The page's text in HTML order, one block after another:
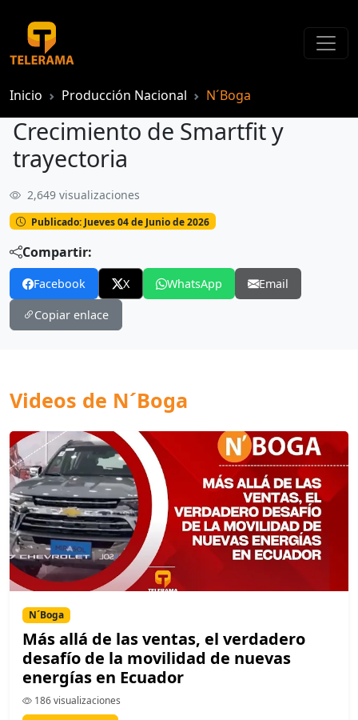
Inicio Producción Nacional N´Boga
Crecimiento de Smartfit y
trayectoria
Crecimiento de Smartfit y trayectoria
2,649 visualizaciones
Publicado: Jueves 04 de Junio de 2026
Compartir:
Facebook X WhatsApp Email
Copiar enlace
Videos de N´Boga
N´Boga
Más allá de las ventas, el verdadero
desafío de la movilidad de nuevas
energías en Ecuador
186 visualizaciones